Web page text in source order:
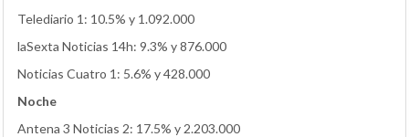
Telediario 1: 10.5% y 1.092.000
laSexta Noticias 14h: 9.3% y 876.000
Noticias Cuatro 1: 5.6% y 428.000
Noche
Antena 3 Noticias 2: 17.5% y 2.203.000